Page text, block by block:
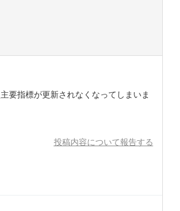
要指標が更新されなくなってしまいま
投稿内容について報告する